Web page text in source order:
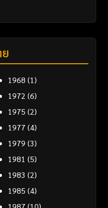
1968 (1)
1972 (6)
1975 (2)
1977 (4)
1979 (3)
1981 (5)
1983 (2)
1985 (4)